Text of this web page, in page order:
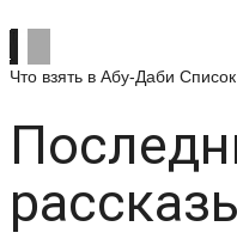
Что взять в Абу-Даби